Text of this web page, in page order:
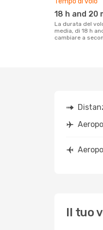
18 h and 20
La durata del volo Zanzibar Roma è, in
media, di 18 h
cambiare a
Il tuo